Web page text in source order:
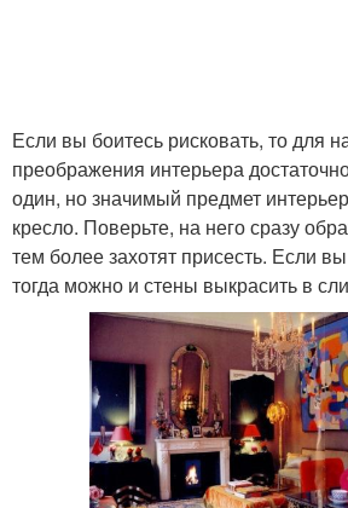
Если вы боитесь рисковать, то для
преображения интерьера
один, но значимый предмет
кресло. Поверьте, на него сразу
тем более захотят присесть. Если
тогда можно и стены выкрасить в